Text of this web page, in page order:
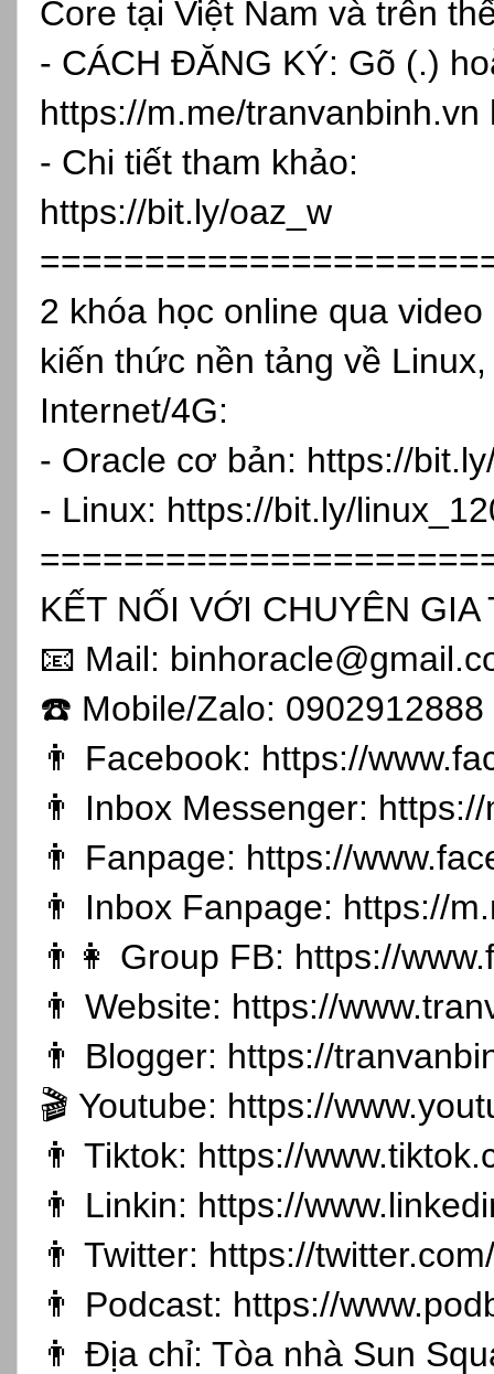
Core tại Việt Nam và trên
- CÁCH ĐĂNG KÝ: Gõ (.)
https://m.me/tranvanbinh.vn
- Chi tiết tham khảo:
https://bit.ly/oaz_w
2 khóa học online qua
kiến thức nền tảng về
Internet/4G:
- Oracle cơ bản: https://
- Linux: https://bit.ly/
KẾT NỐI VỚI CHUYÊN GIA
📧 Mail:
☎️ Mobile/Zalo: 0902912888
👨 Facebook: https://
👨 Inbox Messenger:
👨 Fanpage: https://
👨 Inbox Fanpage: https://
👨👩 Group FB: https://
👨 Website: https://
👨 Blogger: https://
🎬 Youtube: https://
👨 Tiktok: https://
👨 Linkin: https://
👨 Twitter: https://
👨 Podcast: https://
👨 Địa chỉ: Tòa nhà Sun